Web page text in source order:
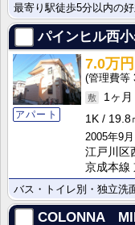
最寄り駅徒歩5分以内の
パインヒル西
アパート
7.0万円
1ヶ月
1K
19.8
2005年9月
江戸川区
京成本線
COLONNA